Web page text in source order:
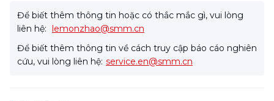
Để biết thêm thông tin hoặc có thắc mắc gì, vui lòng
liên hệ: lemonzhao@smm.cn
Để biết thêm thông tin về cách truy cập báo cáo nghiên
cứu, vui lòng liên hệ: service.en@smm.cn